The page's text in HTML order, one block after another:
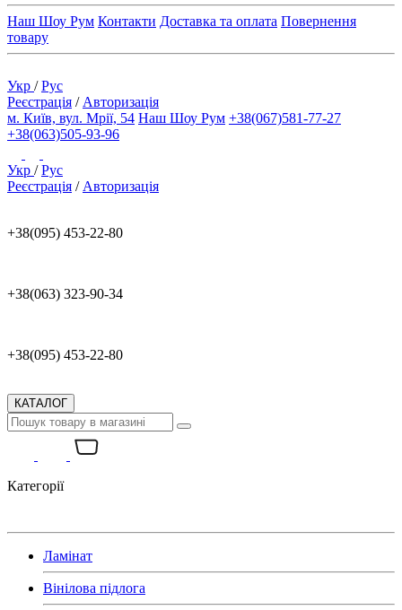
Наш Шоу Рум Контакти Доставка та оплата Повернення
товару
Укр /Рус
Реєстрація / Авторизація
м. Київ, вул. Мрії, 54 Наш Шоу Рум +38(067)581-77-27
+38(063)505-93-96
Укр /Рус
Реєстрація / Авторизація
+38(095) 453-22-80
+38(063) 323-90-34
+38(095) 453-22-80
КАТАЛОГ
Категорії
Ламінат
Вінілова підлога